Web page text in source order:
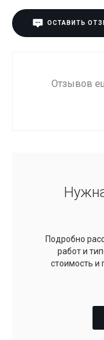
ОСТАВИТЬ
Отзывов
Подробно
работ и
стоимость и